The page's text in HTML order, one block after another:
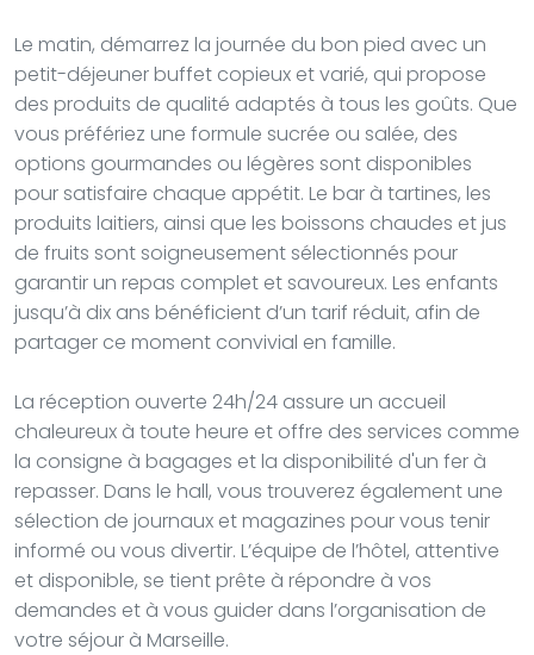
Le matin, démarrez la journée du bon pied avec un
petit-déjeuner buffet copieux et varié, qui propose
des produits de qualité adaptés à tous les goûts. Que
vous préfériez une formule sucrée ou salée, des
options gourmandes ou légères sont disponibles
pour satisfaire chaque appétit. Le bar à tartines, les
produits laitiers, ainsi que les boissons chaudes et jus
de fruits sont soigneusement sélectionnés pour
garantir un repas complet et savoureux. Les enfants
jusqu’à dix ans bénéficient d’un tarif réduit, afin de
partager ce moment convivial en famille.
La réception ouverte 24h/24 assure un accueil
chaleureux à toute heure et offre des services comme
la consigne à bagages et la disponibilité d'un fer à
repasser. Dans le hall, vous trouverez également une
sélection de journaux et magazines pour vous tenir
informé ou vous divertir. L’équipe de l’hôtel, attentive
et disponible, se tient prête à répondre à vos
demandes et à vous guider dans l’organisation de
votre séjour à Marseille.